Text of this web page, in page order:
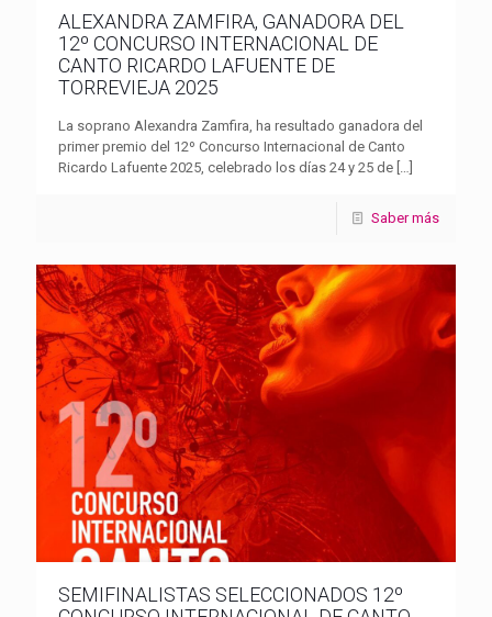
ALEXANDRA ZAMFIRA, GANADORA DEL
12º CONCURSO INTERNACIONAL DE
CANTO RICARDO LAFUENTE DE
TORREVIEJA 2025
La soprano Alexandra Zamfira, ha resultado ganadora del
primer premio del 12º Concurso Internacional de Canto
Ricardo Lafuente 2025, celebrado los días 24 y 25 de […]
Saber más
SEMIFINALISTAS SELECCIONADOS 12º